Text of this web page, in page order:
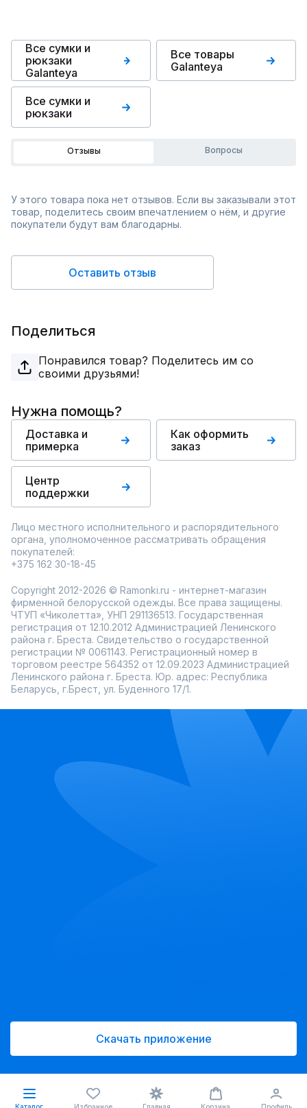
Все сумки и
рюкзаки
Galanteya
Все товары
Galanteya
Все сумки и
рюкзаки
Отзывы Вопросы
У этого товара пока нет отзывов. Если вы заказывали этот
товар, поделитесь своим впечатлением о нём, и другие
покупатели будут вам благодарны.
Оставить отзыв
Поделиться
Понравился товар? Поделитесь им со
своими друзьями!
Нужна помощь?
Доставка и
примерка
Как оформить
заказ
Центр
поддержки
Лицо местного исполнительного и распорядительного
органа, уполномоченное рассматривать обращения
покупателей:
+375 162 30-18-45
Copyright 2012-2026 © Ramonki.ru - интернет-магазин
фирменной белорусской одежды. Все права защищены.
ЧТУП «Чиколетта», УНП 291136513. Государственная
регистрация от 12.10.2012 Администрацией Ленинского
района г. Бреста. Свидетельство о государственной
регистрации № 0061143. Регистрационный номер в
торговом реестре 564352 от 12.09.2023 Администрацией
Ленинского района г. Бреста. Юр. адрес: Республика
Беларусь, г.Брест, ул. Буденного 17/1.
Скачать приложение
Каталог Избранное Главная Корзина Профиль